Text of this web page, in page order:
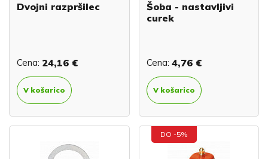
Dvojni razpršilec
Cena: 24,16 €
V košarico
Šoba - nastavljivi
curek
Cena: 4,76 €
V košarico
DO -5%